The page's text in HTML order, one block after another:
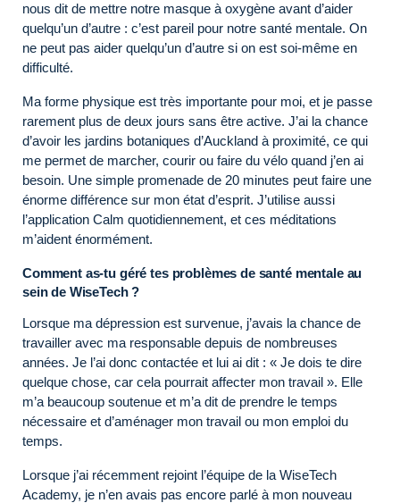
nous dit de mettre notre masque à oxygène avant d’aider
quelqu’un d’autre : c’est pareil pour notre santé mentale. On
ne peut pas aider quelqu’un d’autre si on est soi-même en
difficulté.
Ma forme physique est très importante pour moi, et je passe
rarement plus de deux jours sans être active. J’ai la chance
d’avoir les jardins botaniques d’Auckland à proximité, ce qui
me permet de marcher, courir ou faire du vélo quand j’en ai
besoin. Une simple promenade de 20 minutes peut faire une
énorme différence sur mon état d’esprit. J’utilise aussi
l’application Calm quotidiennement, et ces méditations
m’aident énormément.
Comment as-tu géré tes problèmes de santé mentale au
sein de WiseTech ?
Lorsque ma dépression est survenue, j’avais la chance de
travailler avec ma responsable depuis de nombreuses
années. Je l’ai donc contactée et lui ai dit : « Je dois te dire
quelque chose, car cela pourrait affecter mon travail ». Elle
m’a beaucoup soutenue et m’a dit de prendre le temps
nécessaire et d’aménager mon travail ou mon emploi du
temps.
Lorsque j’ai récemment rejoint l’équipe de la WiseTech
Academy, je n’en avais pas encore parlé à mon nouveau